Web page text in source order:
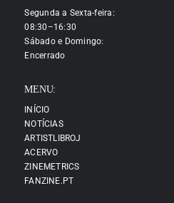
Segunda a Sexta-feira:
08:30–16:30
Sábado e Domingo:
Encerrado
MENU:
INÍCIO
NOTÍCIAS
ARTISTLIBROJ
ACERVO
ZINEMETRICS
FANZINE.PT